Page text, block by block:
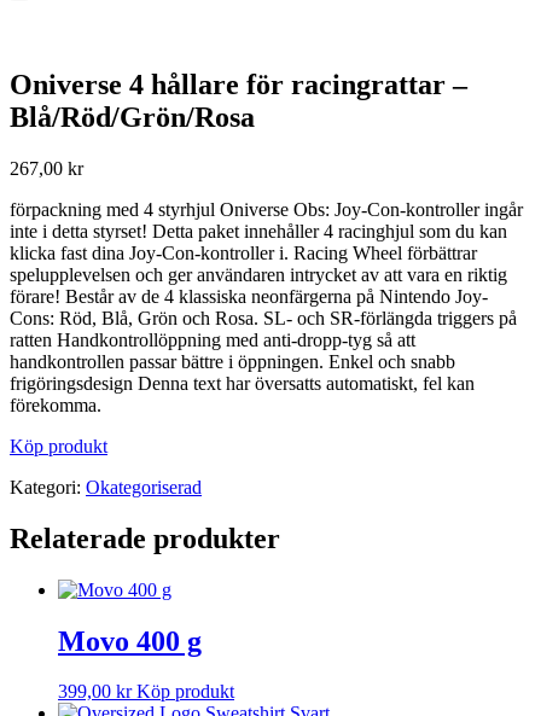
Oniverse 4 hållare för racingrattar –
Blå/Röd/Grön/Rosa
267,00 kr
förpackning med 4 styrhjul Oniverse Obs: Joy-Con-kontroller ingår
inte i detta styrset! Detta paket innehåller 4 racinghjul som du kan
klicka fast dina Joy-Con-kontroller i. Racing Wheel förbättrar
spelupplevelsen och ger användaren intrycket av att vara en riktig
förare! Består av de 4 klassiska neonfärgerna på Nintendo Joy-
Cons: Röd, Blå, Grön och Rosa. SL- och SR-förlängda triggers på
ratten Handkontrollöppning med anti-dropp-tyg så att
handkontrollen passar bättre i öppningen. Enkel och snabb
frigöringsdesign Denna text har översatts automatiskt, fel kan
förekomma.
Köp produkt
Kategori: Okategoriserad
Relaterade produkter
Movo 400 g
399,00 kr Köp produkt